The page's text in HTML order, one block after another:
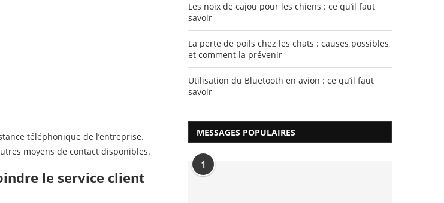
téléphonique de l’entreprise.
moyens de contact disponibles.
le service client
Les noix de cajou pour les chiens : ce qu’il faut
savoir
La perte de poils chez les chats : causes possibles
et comment la prévenir
Utilisation du Bluetooth en avion : ce qu’il faut
savoir
MESSAGES POPULAIRES
1